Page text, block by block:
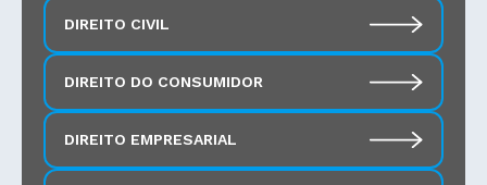
DIREITO CIVIL
DIREITO DO CONSUMIDOR
DIREITO EMPRESARIAL